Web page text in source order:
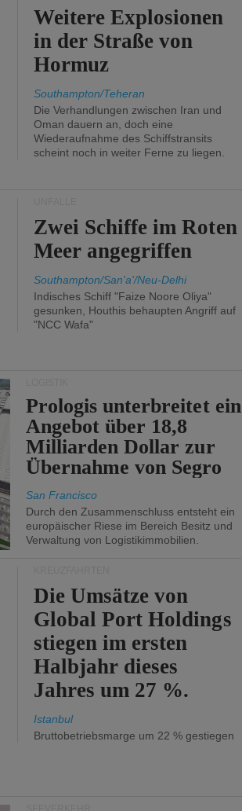
Weitere Explosionen
in der Straße von
Hormuz
Southampton/Teheran
Die Verhandlungen zwischen Iran und
Oman dauern an, doch eine
Wiederaufnahme des Schiffstransits
scheint noch in weiter Ferne zu liegen.
Zwei Schiffe im Roten
Meer angegriffen
Southampton/San'a'/Neu-Delhi
Indisches Schiff "Faize Noore Oliya"
gesunken, Houthis behaupten Angriff auf
"NCC Wafa"
Prologis unterbreitet ein
Angebot über 18,8
Milliarden Dollar zur
Übernahme von Segro
San Francisco
Durch den Zusammenschluss entsteht ein
europäischer Riese im Bereich Besitz und
Verwaltung von Logistikimmobilien.
Die Umsätze von
Global Port Holdings
stiegen im ersten
Halbjahr dieses
Jahres um 27 %.
Istanbul
Bruttobetriebsmarge um 22 % gestiegen